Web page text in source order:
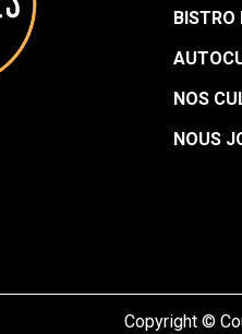
BISTRO
NOS
NOUS
Copyright ©